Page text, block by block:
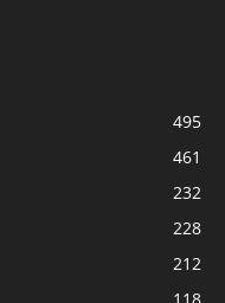
495
461
232
228
212
118